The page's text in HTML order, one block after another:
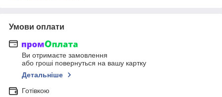
Умови оплати
Ви отримаєте замовлення
або гроші повернуться на вашу картку
Детальніше
Готівкою